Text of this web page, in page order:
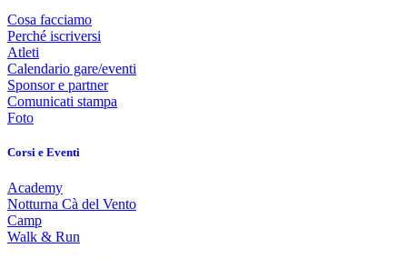
Cosa facciamo
Perché iscriversi
Atleti
Calendario gare/eventi
Sponsor e partner
Comunicati stampa
Foto
Corsi e Eventi
Academy
Notturna Cà del Vento
Camp
Walk & Run